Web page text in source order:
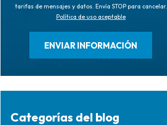
tarifas de mensajes y datos. Envía STOP para cancelar.
Política de uso aceptable
Categorías del blog